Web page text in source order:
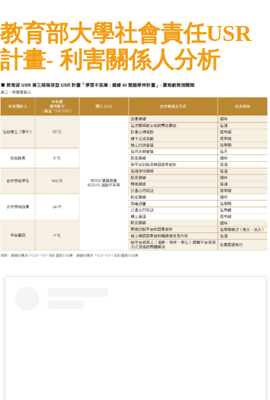
教育部大學社會責任USR
計畫- 利害關係人分析